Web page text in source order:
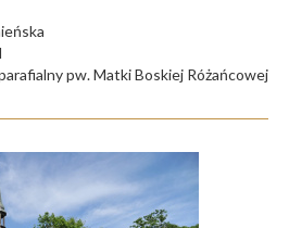
pw. Matki Boskiej Różańcowej